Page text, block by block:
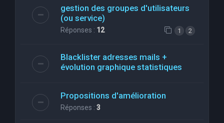
gestion des groupes d'utilisateurs
(ou service)
Réponses : 12 1 2
Blacklister adresses mails +
évolution graphique statistiques
Propositions d'amélioration
Réponses : 3